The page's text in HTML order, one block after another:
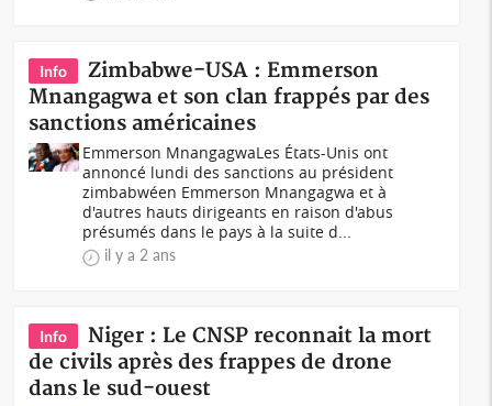
Info
Zimbabwe-USA : Emmerson
Mnangagwa et son clan frappés par des
sanctions américaines
Emmerson MnangagwaLes États-Unis ont
annoncé lundi des sanctions au président
zimbabwéen Emmerson Mnangagwa et à
d'autres hauts dirigeants en raison d'abus
présumés dans le pays à la suite d...
il y a 2 ans
Info
Niger : Le CNSP reconnait la mort
de civils après des frappes de drone
dans le sud-ouest